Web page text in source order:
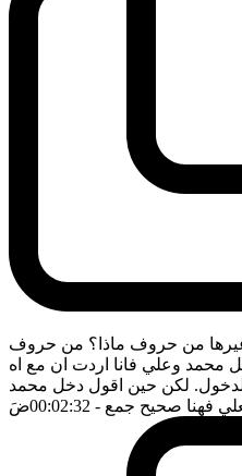
غيرها من حروف ماذا؟ من حروف
محمد وعلي فانا اردت ان مع اه
لكن حين اقول دخل محمد
فهنا صحيح جمع - 00:02:32 ضَ